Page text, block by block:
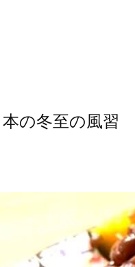
本の冬至の風習